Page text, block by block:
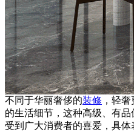
不同于华丽奢侈的装修 ，轻
的生活细节，这种高级、有
受到广大消费者的喜爱，具